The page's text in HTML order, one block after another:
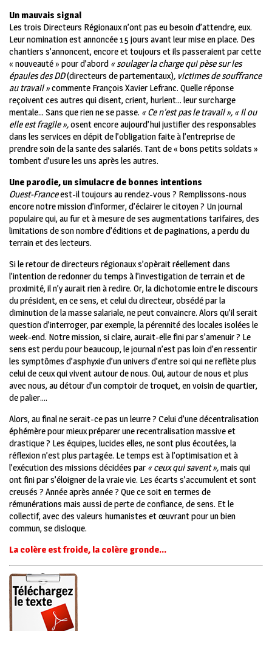
Un mauvais signal
Les trois Directeurs Régionaux n’ont pas eu besoin d’attendre, eux.
Leur nomination est annoncée 15 jours avant leur mise en place. Des
chantiers s’annoncent, encore et toujours et ils passeraient par cette
« nouveauté » pour d’abord « soulager la charge qui pèse sur les
épaules des DD(directeurs de partementaux), victimes de souffrance
au travail »commente François Xavier Lefranc. Quelle réponse
reçoivent ces autres qui disent, crient, hurlent… leur surcharge
mentale… Sans que rien ne se passe. « Ce n’est pas le travail », « Il ou
elle est fragile »,osent encore aujourd’hui justifier des responsables
dans les services en dépit de l’obligation faite à l’entreprise de
prendre soin dela sante des salariés. Tant de « bons petits soldats »
tombent d’usure les uns après les autres.
Une parodie, un simulacre de bonnes intentions
Ouest-Franceest-il toujours au rendez-vous ? Remplissons-nous
encore notre mission d’informer, d’éclairer le citoyen ? Un journal
populaire qui, au fur et à mesure de ses augmentations tarifaires, des
limitations de son nombre d’éditions et de paginations, a perdu du
terrain et des lecteurs.
Si le retour de directeurs régionaux s’opèrait réellement dans
l’intention de redonner du temps à l’investigation de terrain et de
proximité, il n’y aurait rien à redire. Or, la dichotomie entre le discours
du président, en ce sens, et celui du directeur, obsédé par la
diminution de la masse salariale, ne peut convaincre. Alors qu’il serait
question d’interroger, par exemple, la pérennité des locales isolées le
week-end. Notre mission, si claire, aurait-elle fini par s’amenuir ? Le
sens est perdu pour beaucoup, le journal n’est pas loin d’en ressentir
les symptômes d’asphyxie d’un univers d’entre soi qui ne reflète plus
celui de ceux qui vivent autour de nous. Oui, autour de nous et plus
avec nous, au détour d’un comptoir de troquet, en voisin de quartier,
de palier….
Alors, au final ne serait-ce pas un leurre ? Celui d’une décentralisation
éphémère pour mieux préparer une recentralisation massive et
drastique ? Les équipes, lucides elles, ne sont plus écoutées, la
réflexion n’est plus partagée. Le temps est à l’optimisation et à
l’exécution des missions décidées par « ceux qui savent »,mais qui
ont fini par s’éloigner de la vraie vie. Les écarts s’accumulent et sont
creusés ? Année après année ? Que ce soit en termes de
rémunérations mais aussi de perte de confiance, de sens. Et le
collectif, avec des valeurs humanistes et œuvrant pour un bien
commun, se disloque.
La colère est froide, la colère gronde…